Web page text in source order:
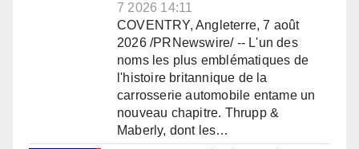
7 2026 14:11
COVENTRY, Angleterre, 7 août
2026 /PRNewswire/ -- L'un des
noms les plus emblématiques de
l'histoire britannique de la
carrosserie automobile entame un
nouveau chapitre. Thrupp &
Maberly, dont les…